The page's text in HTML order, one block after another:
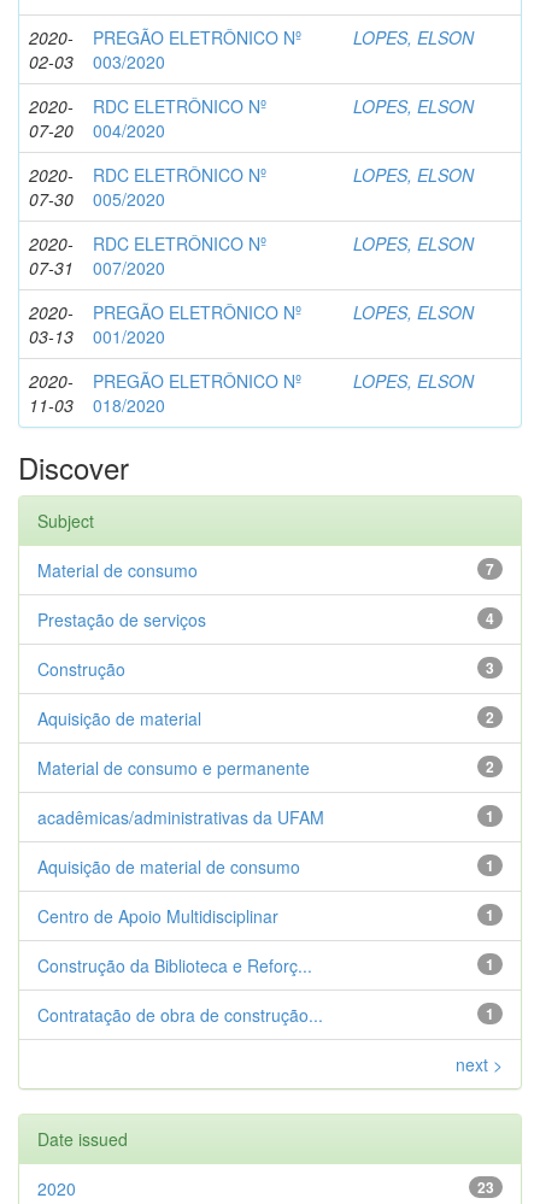
2020-
02-03
PREGÃO ELETRÔNICO Nº
003/2020
LOPES, ELSON
2020-
07-20
RDC ELETRÔNICO Nº
004/2020
LOPES, ELSON
2020-
07-30
RDC ELETRÔNICO Nº
005/2020
LOPES, ELSON
2020-
07-31
RDC ELETRÔNICO Nº
007/2020
LOPES, ELSON
2020-
03-13
PREGÃO ELETRÔNICO Nº
001/2020
LOPES, ELSON
2020-
11-03
PREGÃO ELETRÔNICO Nº
018/2020
LOPES, ELSON
Discover
Subject
7
Material de consumo
4
Prestação de serviços
3
Construção
2
Aquisição de material
2
Material de consumo e permanente
1
acadêmicas/administrativas da UFAM
1
Aquisição de material de consumo
1
Centro de Apoio Multidisciplinar
1
Construção da Biblioteca e Reforç...
1
Contratação de obra de construção...
next >
Date issued
23
2020